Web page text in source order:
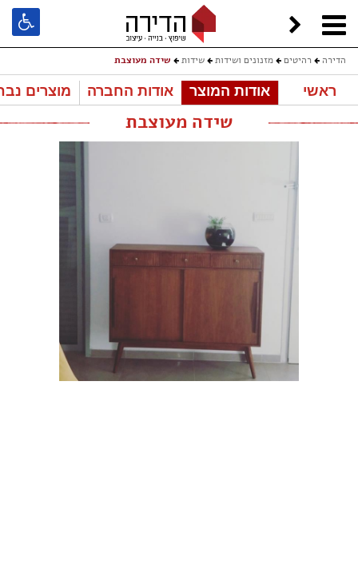
הדירה רהיטים מזנונים ושידות שידות שידה מעוצבת
ראשי אודות המוצר אודות החברה מוצרים
שידה מעוצבת